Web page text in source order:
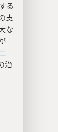
る
支
な
治